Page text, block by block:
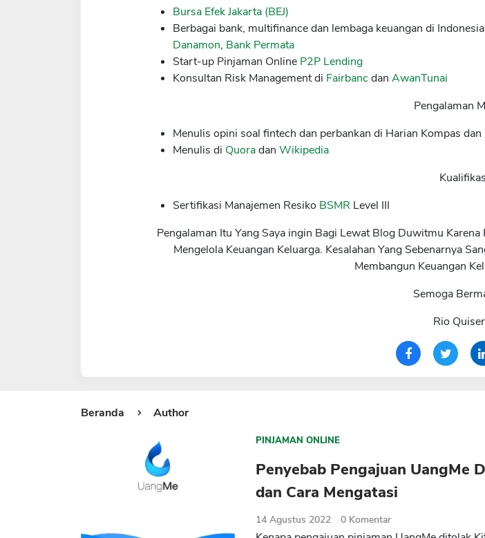
Bursa Efek Jakarta (BEJ)
Berbagai bank, multifinance dan lembaga keuangan di
Danamon, Bank Permata
Start-up Pinjaman Online P2P Lending
Konsultan Risk Management di Fairbancdan AwanTunai
Pengalaman
Menulis opini soal fintech dan perbankan di Harian Kompas dan
Menulis di Quoradan Wikipedia
Sertifikasi Manajemen Resiko BSMR Level III
Pengalaman Itu Yang Saya ingin Bagi Lewat Blog Duwitmu
Mengelola Keuangan Keluarga. Kesalahan Yang Sebenarnya
Membangun Keuangan
Semoga
Rio
Beranda Author
PINJAMAN ONLINE
Penyebab Pengajuan UangMe
dan Cara Mengatasi
14 Agustus 2022 0 Komentar